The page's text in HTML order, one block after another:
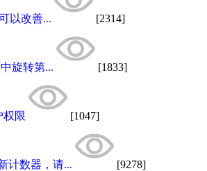
以改善... [2314]
旋转第... [1833]
权限 [1047]
计数器，请... [9278]